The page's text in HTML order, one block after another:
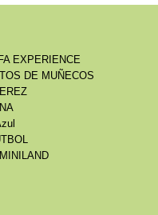
EXPERIENCE
DE MUÑECOS